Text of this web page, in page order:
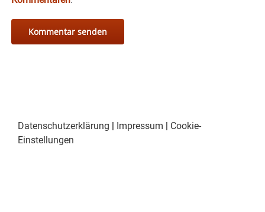
Datenschutzerklärung Impressum
Cookie-
Einstellungen